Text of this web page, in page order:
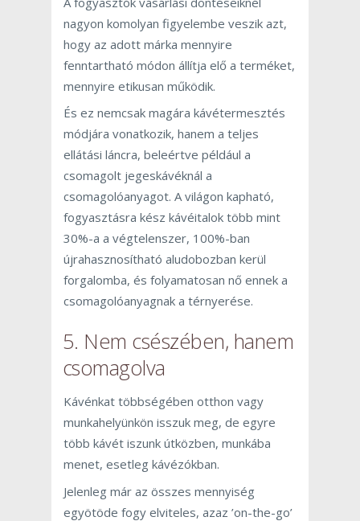
nagyon komolyan figyelembe veszik azt,
hogy az adott márka mennyire
fenntartható módon állítja elő a terméket,
mennyire etikusan működik.
És ez nemcsak magára kávétermesztés
módjára vonatkozik, hanem a teljes
ellátási láncra, beleértve például a
csomagolt jegeskávéknál a
csomagolóanyagot. A világon kapható,
fogyasztásra kész kávéitalok több mint
30%-a a végtelenszer, 100%-ban
újrahasznosítható aludobozban kerül
forgalomba, és folyamatosan nő ennek a
csomagolóanyagnak a térnyerése.
5. Nem csészében, hanem
csomagolva
Kávénkat többségében otthon vagy
munkahelyünkön isszuk meg, de egyre
több kávét iszunk útközben, munkába
menet, esetleg kávézókban.
Jelenleg már az összes mennyiség
egyötöde fogy elviteles, azaz ’on-the-go’